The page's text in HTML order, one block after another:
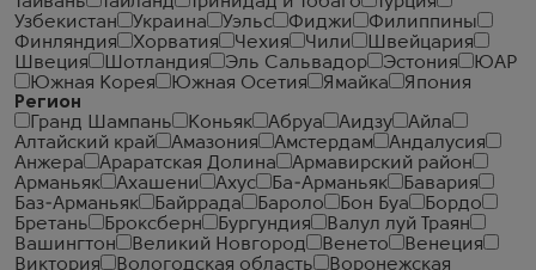
Узбекистан
Украина Уэльс Фиджи
Филиппины
Финляндия
Хорватия Чехия Чили
Швейцария
Швеция
Шотландия Эль Сальвадор Эстония
ЮАР
Южная Корея
Южная Осетия Ямайка
Япония
Регион
Гранд Шампань
Коньяк Абруа Аидзу
Айла
Алтайский край
Амазония Амстердам
Андалусия
Анжера
Араратская Долина
Армавирский район
Арманьяк
Ахашени Ахус Ба-Арманьяк
Бавария
Баз-Арманьяк
Байррада Бароло Бон Буа
Бордо
Бретань
Броксберн Бургундия
Валул луй Траян
Вашингтон
Великий Новгород Венето
Венеция
Виктория
Вологодская область
Воронежская